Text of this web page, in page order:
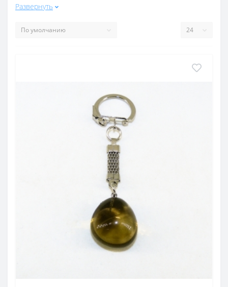
разделе, представляют собой достаточно сильные
владельцу, помогать ему: они сулят здоровье и удачу в
способны охранять от сглаза - среди представленных в
разделе самоцветов такую функцию имеют все. И если
Вас, то уж ключи Вы точно захватите с собой,
переступая за порог дома! Прикреплённый к ним
набор камней будет служить Вам хорошим оберегом и
стильным украшением - ведь натуральный камень, как
и всё природное, неизменно в моде.
Брелок с самоцветами станет хорошим подарком по
любому поводу, его с удовольствием принимают как
сувенир на память или амулет.
Развернуть